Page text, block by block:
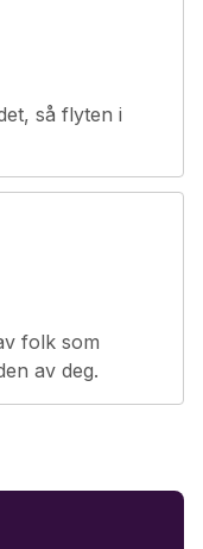
så flyten i
folk som
av deg.